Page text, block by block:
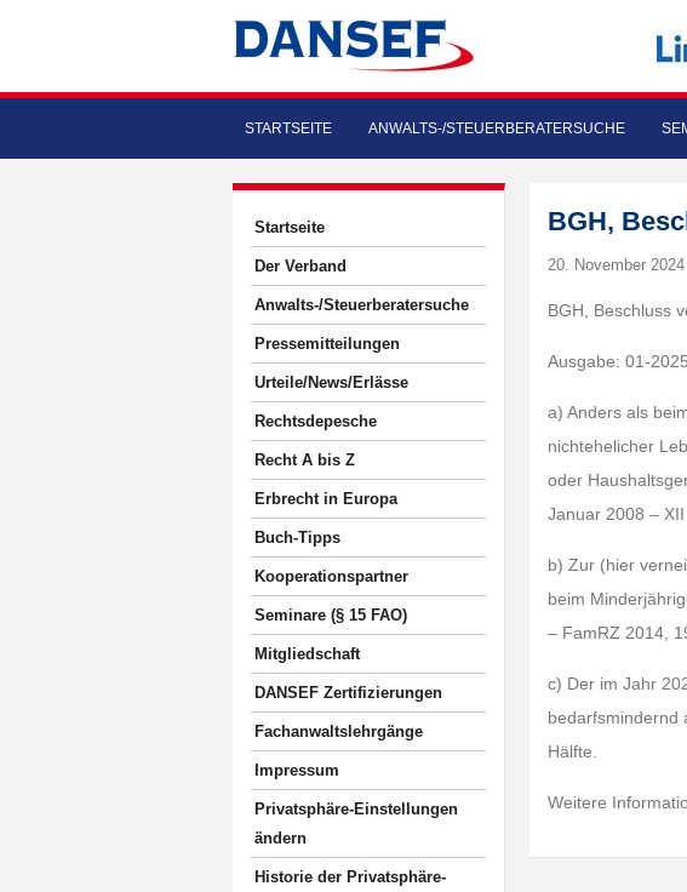
STARTSEITE ANWALTS-/STEUERBERATERSUCHE
Startseite
Der Verband
Anwalts-/Steuerberatersuche
Pressemitteilungen
Urteile/News/Erlässe
Rechtsdepesche
Recht A bis Z
Erbrecht in Europa
Buch-Tipps
Kooperationspartner
Seminare (§ 15 FAO)
Mitgliedschaft
DANSEF Zertifizierungen
Fachanwaltslehrgänge
Impressum
Privatsphäre-Einstellungen
ändern
Historie der Privatsphäre-
BGH,
20. November 2024
BGH, Beschluss
Ausgabe: 01-
a) Anders als
nichtehelicher
oder
Januar 2008 –
b) Zur (hier
beim
– FamRZ 2014,
c) Der im Jahr
bedarfsmindernd
Hälfte.
Weitere